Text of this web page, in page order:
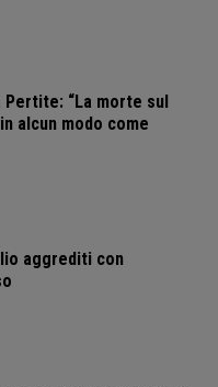
“La morte sul
alcun modo come
aggrediti con